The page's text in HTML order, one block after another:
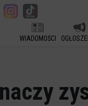
WIADOMOŚCI